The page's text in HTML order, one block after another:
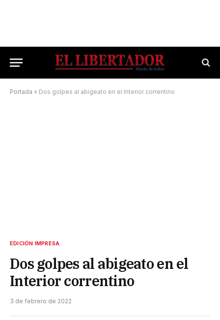
Portada » Dos golpes al abigeato en el Interior correntino
EDICIÓN IMPRESA
Dos golpes al abigeato en el
Interior correntino
3 de febrero de 2022